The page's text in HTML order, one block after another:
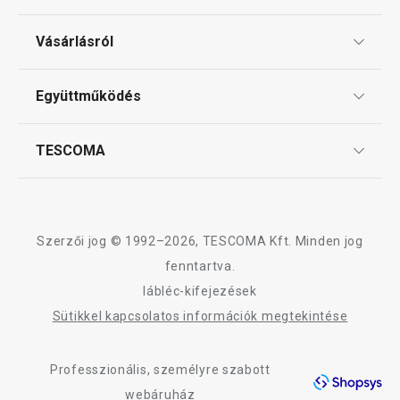
Kültéri tevékenységek
Mosogatás és takarítás
Gyakori kérdések
Vásárlásról
Reklamáció és termékvisszaküldés
Együttműködés
TESCOMA
Adatkezelési Tájékoztató
Szerzői jog © 1992–2026, TESCOMA Kft. Minden jog
fenntartva.
lábléc-kifejezések
Sütikkel kapcsolatos információk megtekintése
Professzionális, személyre szabott
webáruház